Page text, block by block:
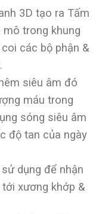
3D tạo ra Tấm
mô trong khung
các bộ phận &
siêu âm đó
máu trong
sóng siêu âm
độ tan của ngày
dụng để nhận
xương khớp &